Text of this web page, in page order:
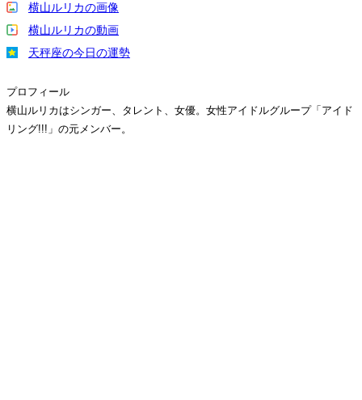
横山ルリカの画像
横山ルリカの動画
天秤座の今日の運勢
プロフィール
横山ルリカはシンガー、タレント、女優。女性アイドルグループ「アイド
リング!!!」の元メンバー。